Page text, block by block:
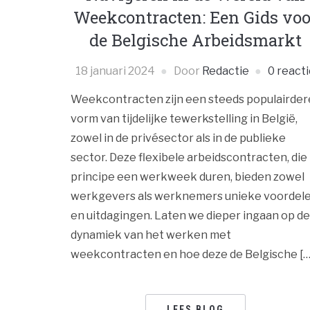
Weekcontracten: Een Gids
de Belgische Arbeidsmarkt
18 januari 2024 Door Redactie 0
Weekcontracten zijn een steeds
vorm van tijdelijke tewerkstelling in België,
zowel in de privésector als in de publieke
sector. Deze flexibele arbeidscontracten, die
principe een werkweek duren, bieden zowel
werkgevers als werknemers unieke
en uitdagingen. Laten we dieper ingaan op de
dynamiek van het werken met
weekcontracten en hoe deze de Belgische